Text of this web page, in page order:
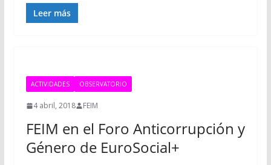
Leer más
ACTIVIDADES OBSERVATORIO
4 abril, 2018 FEIM
FEIM en el Foro Anticorrupción y
Género de EuroSocial+